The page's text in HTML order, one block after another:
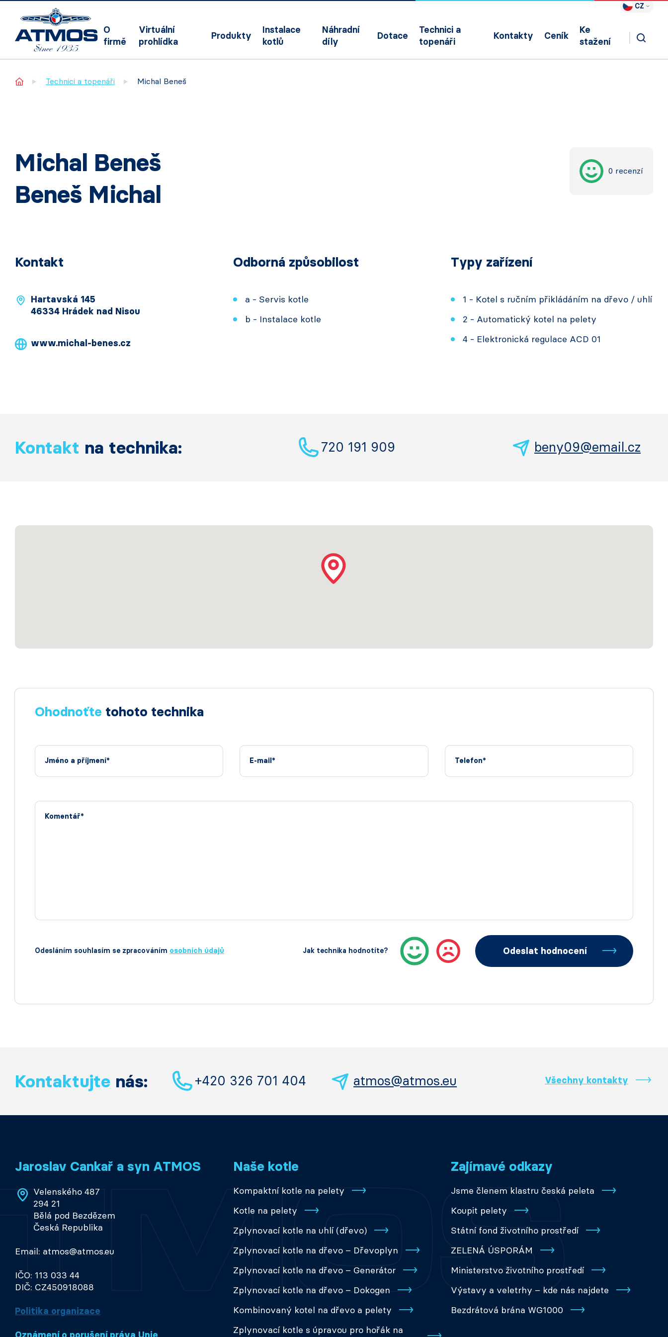
CZ
O
firmě
Virtuální
prohlídka
Produkty
Instalace
kotlů
Náhradní
díly
Dotace
Technici a
topenáři
Kontakty Ceník
Ke
stažení
Home Technici a topenáři Michal Beneš
Michal Beneš
Beneš Michal
0 recenzí
Kontakt
Hartavská 145
46334 Hrádek nad Nisou
www.michal-benes.cz
Odborná způsobilost
a - Servis kotle
b - Instalace kotle
Typy zařízení
1 - Kotel s ručním přikládáním na dřevo / uhlí
2 - Automatický kotel na pelety
4 - Elektronická regulace ACD 01
Kontakt na technika: 720 191 909 beny09@email.cz
Ohodnoťte tohoto technika
Jméno a příjmení* E-mail* Telefon*
Komentář*
Odesláním souhlasím se zpracováním osobních údajů Jak technika hodnotíte? Odeslat hodnocení
Kontaktujte nás: +420 326 701 404 atmos@atmos.eu Všechny kontakty
Jaroslav Cankař a syn ATMOS
Velenského 487
294 21
Bělá pod Bezdězem
Česká Republika
Email: atmos@atmos.eu
IČO: 113 033 44
DIČ: CZ450918088
Politika organizace
Naše kotle
Kompaktní kotle na pelety
Kotle na pelety
Zplynovací kotle na uhlí (dřevo)
Zplynovací kotle na dřevo – Dřevoplyn
Zplynovací kotle na dřevo – Generátor
Zplynovací kotle na dřevo – Dokogen
Kombinovaný kotel na dřevo a pelety
Zplynovací kotle s úpravou pro hořák na
Zajímavé odkazy
Jsme členem klastru česká peleta
Koupit pelety
Státní fond životního prostředí
ZELENÁ ÚSPORÁM
Ministerstvo životního prostředí
Výstavy a veletrhy – kde nás najdete
Bezdrátová brána WG1000